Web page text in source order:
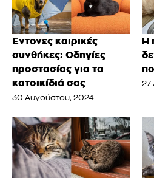
Έντονες καιρικές
συνθήκες: Οδηγίες
προστασίας για τα
κατοικίδιά σας
30 Αυγούστου, 2024
Η
27